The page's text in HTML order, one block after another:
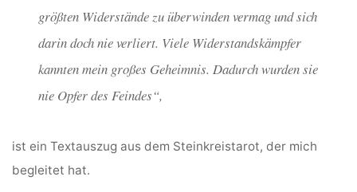
größten Widerstände zu überwinden vermag und sich
darin doch nie verliert. Viele Widerstandskämpfer
kannten mein großes Geheimnis. Dadurch wurden sie
nie Opfer des Feindes“,
ist ein Textauszug aus dem Steinkreistarot, der mich
begleitet hat.